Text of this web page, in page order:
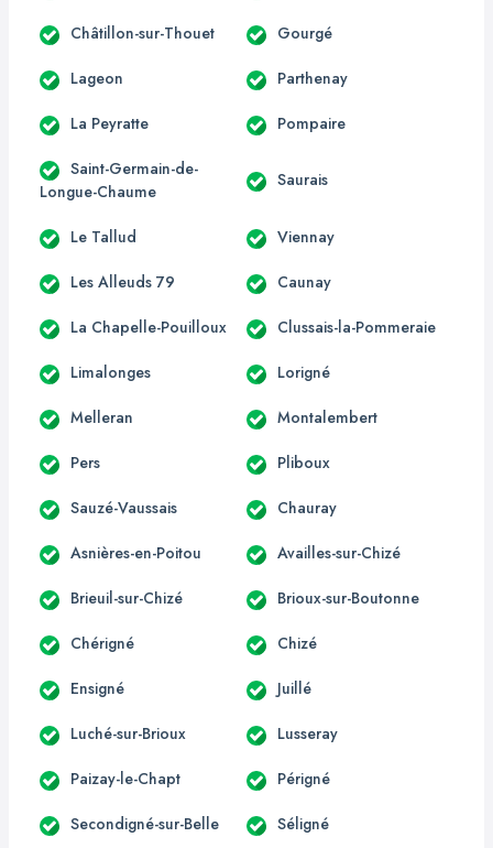
Châtillon-sur-Thouet Gourgé
Lageon Parthenay
La Peyratte Pompaire
Saint-Germain-de-
Longue-Chaume
Saurais
Le Tallud Viennay
Les Alleuds 79 Caunay
La Chapelle-Pouilloux Clussais-la-Pommeraie
Limalonges Lorigné
Melleran Montalembert
Pers Pliboux
Sauzé-Vaussais Chauray
Asnières-en-Poitou Availles-sur-Chizé
Brieuil-sur-Chizé Brioux-sur-Boutonne
Chérigné Chizé
Ensigné Juillé
Luché-sur-Brioux Lusseray
Paizay-le-Chapt Périgné
Secondigné-sur-Belle Séligné